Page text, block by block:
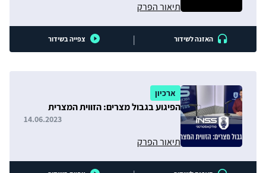
תיאור הפרק
האזנה לשידור | צפייה בשידור
ארכיון
הפיגוע בגבול מצרים: הזווית המצרית
תיאור הפרק
14.06.2023